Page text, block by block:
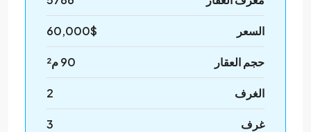
السعر 60,000$
حجم العقار 90 م²
الغرف 2
غرف 3